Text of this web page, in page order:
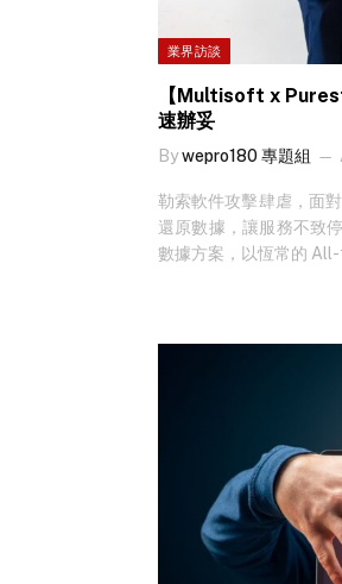
業界訪談
【Multisoft x
速辦妥
Bywepro180 專題組
勒索軟件攻擊肆虐，面
還原數據，讓服務不致
數據方案，以恆常的
既然攻擊防不勝防，就
速回復，因此備份得
Tam 則表示，資料存
做好防禦。Pure